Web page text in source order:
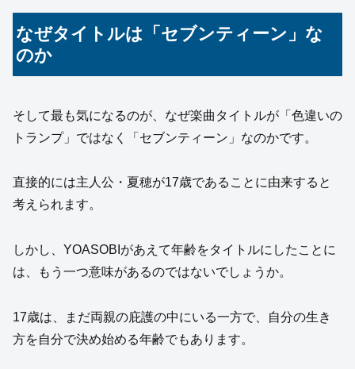
なぜタイトルは「セブンティーン」な
のか
そして最も気になるのが、なぜ楽曲タイトルが「色違いの
トランプ」ではなく「セブンティーン」なのかです。
直接的には主人公・夏穂が17歳であることに由来すると
考えられます。
しかし、YOASOBIがあえて年齢をタイトルにしたことに
は、もう一つ意味があるのではないでしょうか。
17歳は、まだ両親の庇護の中にいる一方で、自分の生き
方を自分で決め始める年齢でもあります。